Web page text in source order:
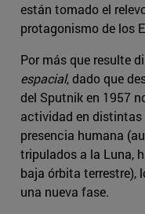
están tomado el
protagonismo de los
Por más que resulte
espacial, dado que
del Sputnik en 1957
actividad en distintas
presencia humana
tripulados a la Luna,
baja órbita terrestre),
una nueva fase.